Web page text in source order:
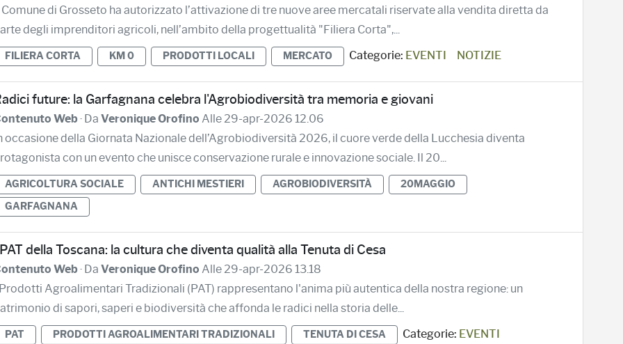
Il Comune di Grosseto ha autorizzato l’attivazione di tre nuove aree mercatali riservate alla vendita diretta da
degli imprenditori agricoli, nell’ambito della progettualità "Filiera Corta",...
FILIERA CORTA KM 0 PRODOTTI LOCALI MERCATO Categorie: EVENTI NOTIZIE
future: la Garfagnana celebra l'Agrobiodiversità tra memoria e giovani
Web· Da Veronique Orofino Alle 29-apr-2026 12.06
occasione della Giornata Nazionale dell’Agrobiodiversità 2026, il cuore verde della Lucchesia diventa
con un evento che unisce conservazione rurale e innovazione sociale. Il 20...
AGRICOLTURA SOCIALE ANTICHI MESTIERI AGROBIODIVERSITÀ
20MAGGIO
GARFAGNANA
I PAT della Toscana: la cultura che diventa qualità alla Tenuta di Cesa
Web· Da Veronique Orofino Alle 29-apr-2026 13.18
I Prodotti Agroalimentari Tradizionali (PAT) rappresentano l'anima più autentica della nostra regione: un
di sapori, saperi e biodiversità che affonda le radici nella storia delle...
PAT PRODOTTI AGROALIMENTARI TRADIZIONALI TENUTA DI CESA Categorie: EVENTI